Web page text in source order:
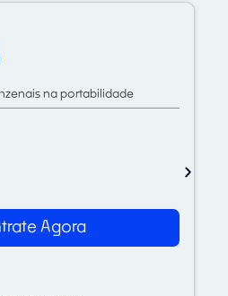
na portabilidade
Agora